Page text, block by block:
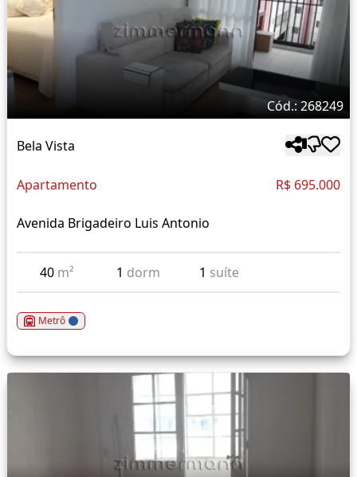
Cód.: 268249
Bela Vista
Apartamento R$ 695.000
Avenida Brigadeiro Luis Antonio
40 m² 1 dorm 1 suíte
Metrô